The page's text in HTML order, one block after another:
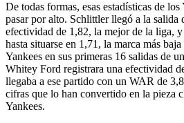
De todas formas, esas estadísticas de
pasar por alto. Schlittler llegó a la salida
efectividad de 1,82, la mejor de la liga,
hasta situarse en 1,71, la marca más
Yankees en sus primeras 16 salidas de
Whitey Ford registrara una efectividad
llegaba a ese partido con un WAR de
cifras que lo han convertido en la pieza
Yankees.